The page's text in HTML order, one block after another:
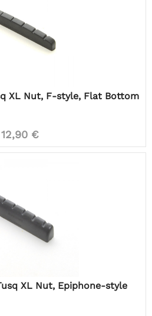
XL Nut, F-style, Flat Bottom
12,90 €
XL Nut, Epiphone-style